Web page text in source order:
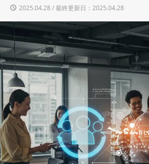
2025.04.28 / 最終更新日：2025.04.28